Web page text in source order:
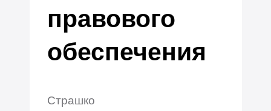
правового
обеспечения
Страшко